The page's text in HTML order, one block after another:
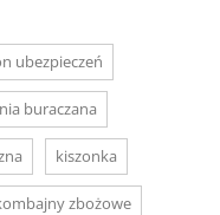
ubezpieczeń
buraczana
kiszonka
zbożowe